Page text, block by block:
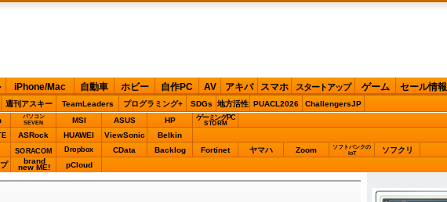
iPhone/Mac 自動車 ホビー 自作PC AV アキバ スマホ スタートアップ ゲーム セール情報
週刊アスキー TeamLeaders プログラミング+ SDGs 地方活性 PUACL2026 ChallengersJP
パソコン
SEVEN
MSI ASUS HP ゲーミングPC
STORM
ASRock HUAWEI ViewSonic Belkin
SORACOM Dropbox CData Backlog Fortinet ヤマハ Zoom
ソフトバンクの
IoT
ソフクリ
brand
new ME! pCloud